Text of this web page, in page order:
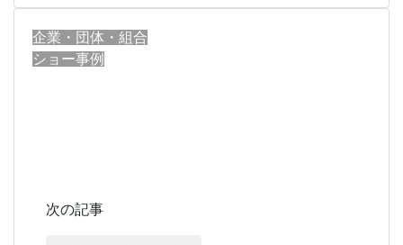
企業・団体・組合
ショー事例
次の記事